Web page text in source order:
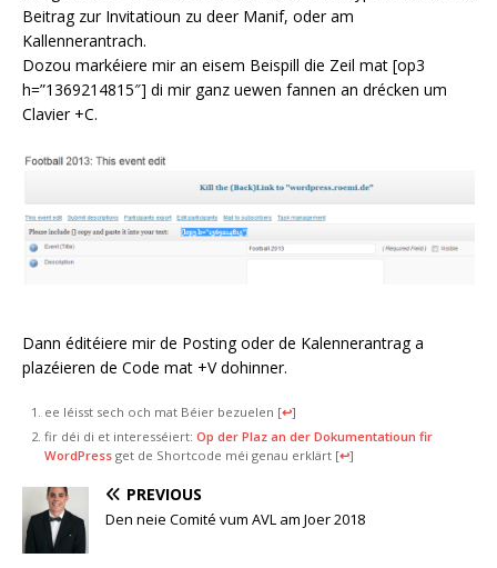
Beitrag zur Invitatioun zu deer Manif, oder am
Kallennerantrach.
Dozou markéiere mir an eisem Beispill die Zeil mat [op3
h=”1369214815″] di mir ganz uewen fannen an drécken um
Clavier +C.
Dann éditéiere mir de Posting oder de Kalennerantrag a
plazéieren de Code mat +V dohinner.
ee léisst sech och mat Béier bezuelen [↩]
fir déi di et interesséiert: Op der Plaz an der Dokumentatioun fir
WordPress get de Shortcode méi genau erklärt [↩]
PREVIOUS
Den neie Comité vum AVL am Joer 2018